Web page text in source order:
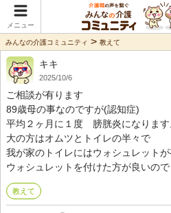
メニュー
みんなの介護コミュニティ > 教えて
キキ
2025/10/6
ご相談が有ります
89歳母の事なのですが(認知症)
平均２ヶ月に１度 膀胱炎になります
大の方はオムツとトイレの半々で
我が家のトイレにはウォシュレット
ウォシュレットを付けた方が良いので
教えて